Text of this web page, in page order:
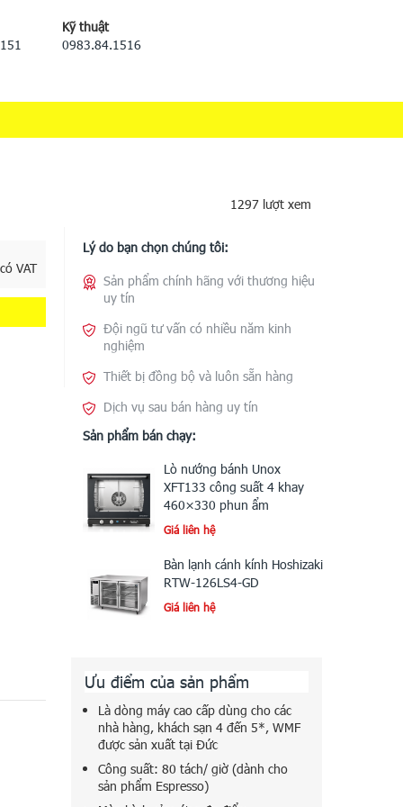
Kỹ thuật
0983.84.1516
1297 lượt xem
VAT
Lý do bạn chọn chúng tôi:
Sản phẩm chính hãng với thương hiệu
uy tín
Đội ngũ tư vấn có nhiều năm kinh
nghiệm
Thiết bị đồng bộ và luôn sẵn hàng
Dịch vụ sau bán hàng uy tín
Sản phẩm bán chạy:
Lò nướng bánh Unox
XFT133 công suất 4 khay
460×330 phun ẩm
Giá liên hệ
Bàn lạnh cánh kính Hoshizaki
RTW-126LS4-GD
Giá liên hệ
Ưu điểm của sản phẩm
Là dòng máy cao cấp dùng cho các
nhà hàng, khách sạn 4 đến 5*, WMF
được sản xuất tại Đức
Công suất: 80 tách/ giờ (dành cho
sản phẩm Espresso)